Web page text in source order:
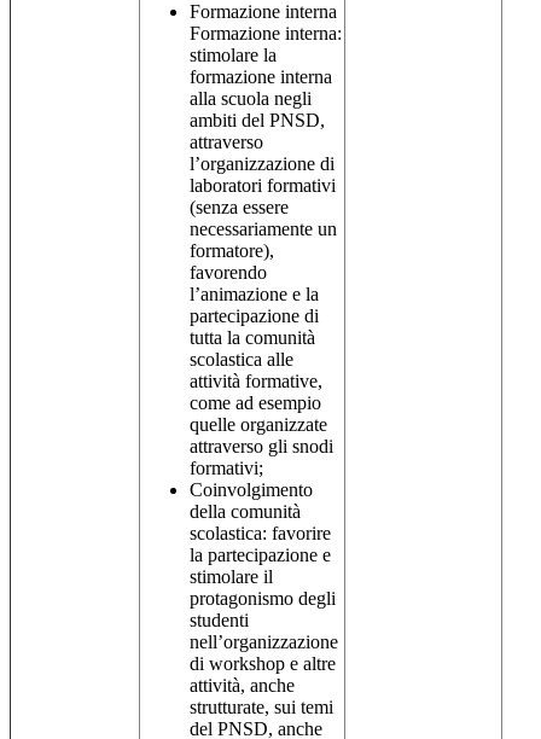
Formazione interna
Formazione interna:
stimolare la
formazione interna
alla scuola negli
ambiti del PNSD,
attraverso
l’organizzazione di
laboratori formativi
(senza essere
necessariamente un
formatore),
favorendo
l’animazione e la
partecipazione di
tutta la comunità
scolastica alle
attività formative,
come ad esempio
quelle organizzate
attraverso gli snodi
formativi;
Coinvolgimento
della comunità
scolastica: favorire
la partecipazione e
stimolare il
protagonismo degli
studenti
nell’organizzazione
di workshop e altre
attività, anche
strutturate, sui temi
del PNSD, anche